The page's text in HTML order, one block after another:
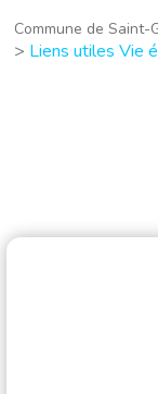
Commune de
> Liens utiles Vie